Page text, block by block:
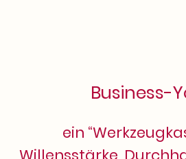
Business-
ein